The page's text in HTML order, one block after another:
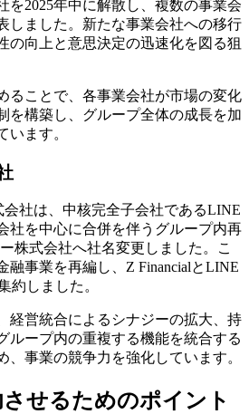
を2025年中に解散し、複数の事業会
しました。新たな事業会社への移行
の向上と意思決定の迅速化を図る狙
ることで、各事業会社が市場の変化
を構築し、グループ全体の成長を加
います。
社は、中核完全子会社であるLINE
社を中心に合併を伴うグループ内再
株式会社へ社名変更しました。こ
融事業を再編し、Z FinancialとLINE
約しました。
経営統合によるシナジーの拡大、持
ループ内の重複する機能を統合する
、事業の競争力を強化しています。
せるためのポイント